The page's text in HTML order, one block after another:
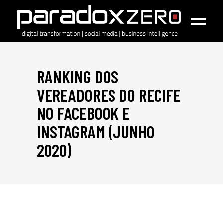
RANKING DOS
VEREADORES DO RECIFE
NO FACEBOOK E
INSTAGRAM (JUNHO
2020)